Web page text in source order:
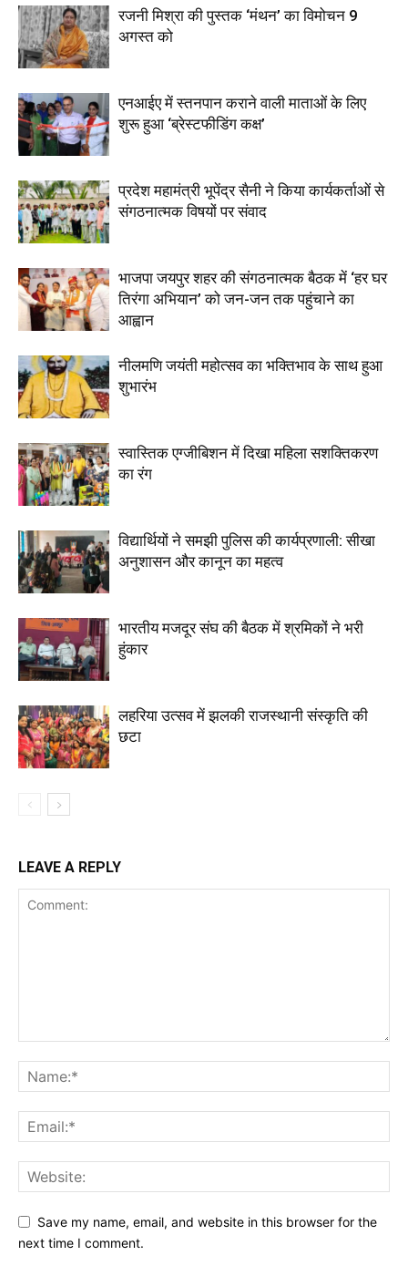
रजनी मिश्रा की पुस्तक ‘मंथन’ का विमोचन 9
अगस्त को
एनआईए में स्तनपान कराने वाली माताओं के लिए
शुरू हुआ ‘ब्रेस्टफीडिंग कक्ष’
प्रदेश महामंत्री भूपेंद्र सैनी ने किया कार्यकर्ताओं से
संगठनात्मक विषयों पर संवाद
भाजपा जयपुर शहर की संगठनात्मक बैठक में ‘हर घर
तिरंगा अभियान’ को जन-जन तक पहुंचाने का
आह्वान
नीलमणि जयंती महोत्सव का भक्तिभाव के साथ हुआ
शुभारंभ
स्वास्तिक एग्जीबिशन में दिखा महिला सशक्तिकरण
का रंग
विद्यार्थियों ने समझी पुलिस की कार्यप्रणाली: सीखा
अनुशासन और कानून का महत्व
भारतीय मजदूर संघ की बैठक में श्रमिकों ने भरी
हुंकार
लहरिया उत्सव में झलकी राजस्थानी संस्कृति की
छटा
LEAVE A REPLY
Save my name, email, and website in this browser for the
next time I comment.